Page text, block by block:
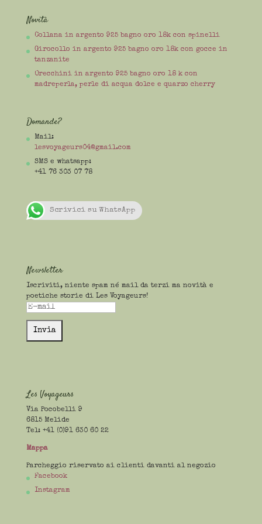
Novità
Collana in argento 925 bagno oro 18k con spinelli
Girocollo in argento 925 bagno oro 18k con gocce in
tanzanite
Orecchini in argento 925 bagno oro 18 k con
madreperla, perle di acqua dolce e quarzo cherry
Domande?
Mail:
lesvoyageurs04@gmail.com
SMS e whatsapp:
+41 76 303 07 78
Scrivici su WhatsApp
Newsletter
Iscriviti, niente spam né mail da terzi ma novità e
poetiche storie di Les Voyageurs!
Les Voyageurs
Via Pocobelli 9
6815 Melide
Tel: +41 (0)91 630 60 22
Mappa
Parcheggio riservato ai clienti davanti al negozio
Facebook
Instagram